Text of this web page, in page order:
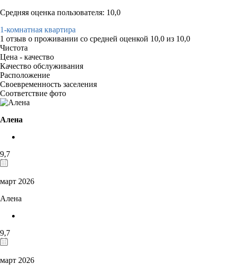
Средняя оценка пользователя: 10,0
1-комнатная квартира
1 отзыв о проживании со средней оценкой 10,0 из 10,0
Чистота
Цена - качество
Качество обслуживания
Расположение
Своевременность заселения
Соответствие фото
Алена
9,7
март 2026
Алена
9,7
март 2026